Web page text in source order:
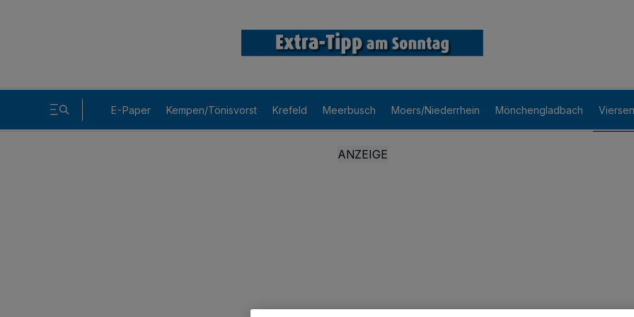
E-Paper Kempen/Tönisvorst Krefeld Meerbusch Moers/Niederrhein Mönchengladbach Viersen